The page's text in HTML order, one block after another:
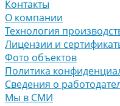
Контакты
О компании
Технология
Лицензии и
Фото объектов
Политика
Сведения о
Мы в СМИ